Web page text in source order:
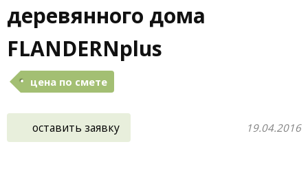
деревянного дома
FLANDERNplus
цена по смете
оставить заявку 19.04.2016